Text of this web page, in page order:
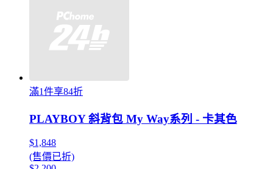
滿1件享84折
PLAYBOY 斜背包 My Way系列 - 卡其色
$1,848
(售價已折)